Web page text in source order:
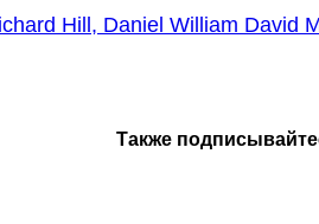
Hill, Daniel William David
Также